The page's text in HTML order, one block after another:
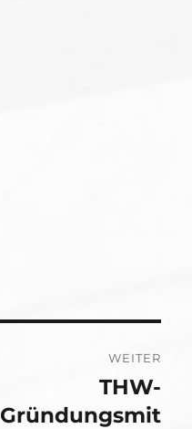
WEITER
Beitrag:
THW-
Gründungsmit